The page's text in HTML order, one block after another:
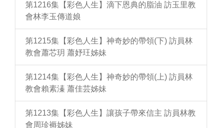
第1216集【彩色人生】滴下恩典的脂油 訪玉里教
會林李玉傳道娘
第1215集【彩色人生】神奇妙的帶領(下) 訪員林
教會蕭芯玥 蕭妤玨姊妹
第1214集【彩色人生】神奇妙的帶領(上) 訪員林
教會賴素溱 蕭佳芸姊妹
第1213集【彩色人生】讓孩子帶來信主 訪員林教
會周珍褥姊妹